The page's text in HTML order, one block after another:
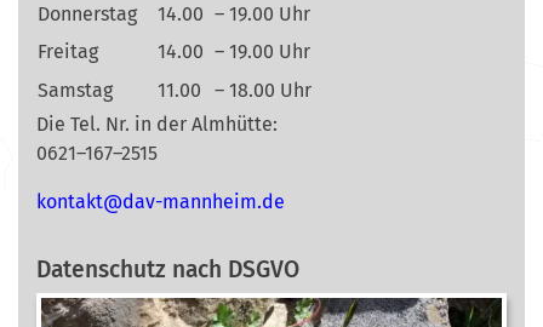
Donnerstag
14.00 – 19.00 Uhr
Freitag
14.00 – 19.00 Uhr
Samstag
11.00
– 18.00 Uhr
Die Tel. Nr. in der Almhütte:
0621–167–2515
ed.mi
ehnna
m-vad
@tkat
nok
Datenschutz nach DSGVO